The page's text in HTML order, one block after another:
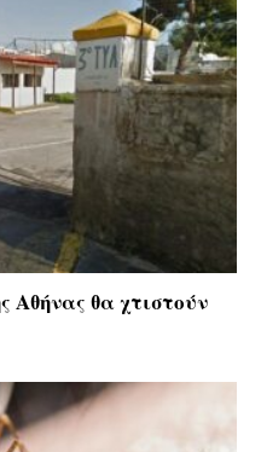
Αθήνας θα χτιστούν